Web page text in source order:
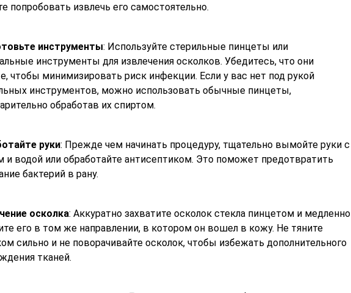
попробовать извлечь его самостоятельно.
инструменты: Используйте стерильные пинцеты или
инструменты для извлечения осколков. Убедитесь, что они
чтобы минимизировать риск инфекции. Если у вас нет под рукой
инструментов, можно использовать обычные пинцеты,
обработав их спиртом.
руки: Прежде чем начинать процедуру, тщательно вымойте руки с
и водой или обработайте антисептиком. Это поможет предотвратить
бактерий в рану.
осколка: Аккуратно захватите осколок стекла пинцетом и медленно
его в том же направлении, в котором он вошел в кожу. Не тяните
сильно и не поворачивайте осколок, чтобы избежать дополнительного
тканей.